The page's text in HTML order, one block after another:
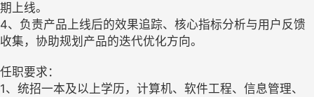
期上线。
4、负责产品上线后的效果追踪、核心指标分析与用户反馈
收集，协助规划产品的迭代优化方向。
任职要求：
1、统招一本及以上学历，计算机、软件工程、信息管理、